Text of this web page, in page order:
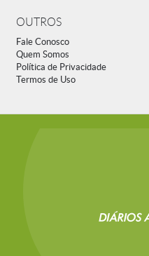
OUTROS
Fale Conosco
Quem Somos
Política de Privacidade
Termos de Uso